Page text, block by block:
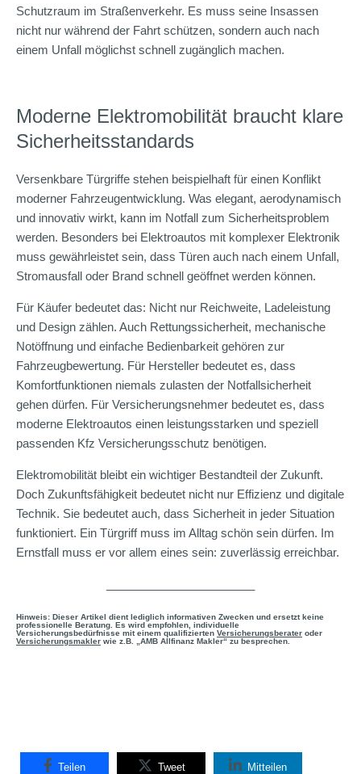
Schutzraum im Straßenverkehr. Es muss seine Insassen
nicht nur während der Fahrt schützen, sondern auch nach
einem Unfall möglichst schnell zugänglich machen.
Moderne Elektromobilität braucht klare
Sicherheitsstandards
Versenkbare Türgriffe stehen beispielhaft für einen Konflikt
moderner Fahrzeugentwicklung. Was elegant, aerodynamisch
und innovativ wirkt, kann im Notfall zum Sicherheitsproblem
werden. Besonders bei Elektroautos mit komplexer Elektronik
muss gewährleistet sein, dass Türen auch nach einem Unfall,
Stromausfall oder Brand schnell geöffnet werden können.
Für Käufer bedeutet das: Nicht nur Reichweite, Ladeleistung
und Design zählen. Auch Rettungssicherheit, mechanische
Notöffnung und einfache Bedienbarkeit gehören zur
Fahrzeugbewertung. Für Hersteller bedeutet es, dass
Komfortfunktionen niemals zulasten der Notfallsicherheit
gehen dürfen. Für Versicherungsnehmer bedeutet es, dass
moderne Elektroautos einen leistungsstarken und speziell
passenden Kfz Versicherungsschutz benötigen.
Elektromobilität bleibt ein wichtiger Bestandteil der Zukunft.
Doch Zukunftsfähigkeit bedeutet nicht nur Effizienz und digitale
Technik. Sie bedeutet auch, dass Sicherheit in jeder Situation
funktioniert. Ein Türgriff muss im Alltag schön sein dürfen. Im
Ernstfall muss er vor allem eines sein: zuverlässig erreichbar.
Hinweis: Dieser Artikel dient lediglich informativen Zwecken und ersetzt keine
professionelle Beratung. Es wird empfohlen, individuelle
Versicherungsbedürfnisse mit einem qualifizierten Versicherungsberater oder
Versicherungsmakler wie z.B. „AMB Allfinanz Makler“ zu besprechen.
Teilen Tweet Mitteilen